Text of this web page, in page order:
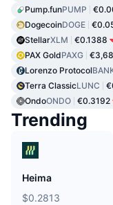
Pump.funPUMP
DogecoinDOGE
StellarXLM €0.1388
PAX GoldPAXG
Lorenzo Protocol
Terra ClassicLUNC
OndoONDO €0.3192
Trending
Heima
$0.2813